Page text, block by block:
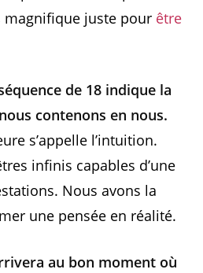
magnifique juste pour être
de 18 indique la
contenons en nous.
s’appelle l’intuition.
infinis capables d’une
Nous avons la
une pensée en réalité.
au bon moment où